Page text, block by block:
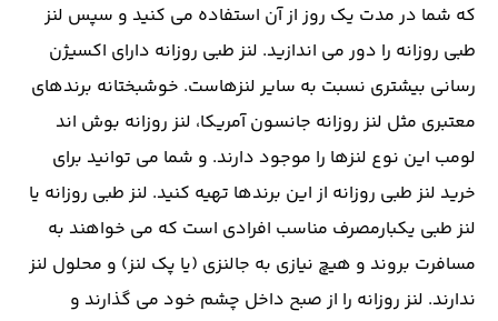
که شما در مدت یک روز از آن استفاده می کنید و سپس لنز
طبی روزانه را دور می اندازید. لنز طبی روزانه دارای اکسیژن
رسانی بیشتری نسبت به سایر لنزهاست. خوشبختانه برندهای
معتبری مثل لنز روزانه جانسون آمریکا، لنز روزانه بوش اند
لومب این نوع لنزها را موجود دارند. و شما می توانید برای
خرید لنز طبی روزانه از این برندها تهیه کنید. لنز طبی روزانه یا
لنز طبی یکبارمصرف مناسب افرادی است که می خواهند به
مسافرت بروند و هیچ نیازی به جالنزی (یا پک لنز) و محلول لنز
ندارند. لنز روزانه را از صبح داخل چشم خود می گذارند و